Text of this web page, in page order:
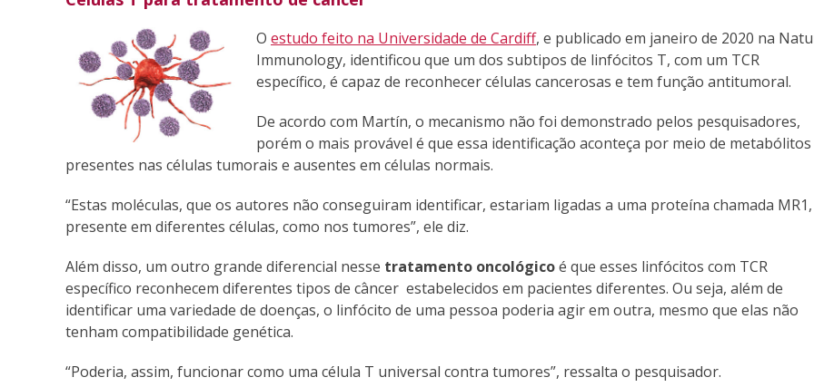
O estudo feito na Universidade de Cardiff, e publicado em janeiro de 2020 na
Immunology, identificou que um dos subtipos de linfócitos T, com um TCR
específico, é capaz de reconhecer células cancerosas e tem função antitumoral.
De acordo com Martín, o mecanismo não foi demonstrado pelos pesquisadores,
porém o mais provável é que essa identificação aconteça por meio de metabólitos
presentes nas células tumorais e ausentes em células normais.
“Estas moléculas, que os autores não conseguiram identificar, estariam ligadas a uma proteína chamada MR1,
presente em diferentes células, como nos tumores”, ele diz.
Além disso, um outro grande diferencial nesse tratamento oncológicoé que esses linfócitos com TCR
específico reconhecem diferentes tipos de câncer estabelecidos em pacientes diferentes. Ou seja, além de
identificar uma variedade de doenças, o linfócito de uma pessoa poderia agir em outra, mesmo que elas não
tenham compatibilidade genética.
“Poderia, assim, funcionar como uma célula T universal contra tumores”, ressalta o pesquisador.